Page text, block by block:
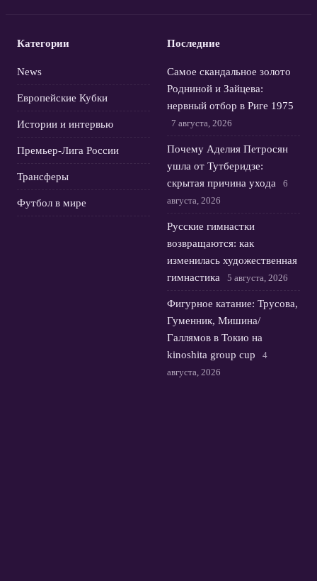
Категории
News
Европейские Кубки
Истории и интервью
Премьер-Лига России
Трансферы
Футбол в мире
Последние
Самое скандальное золото
Родниной и Зайцева:
нервный отбор в Риге 1975
7 августа, 2026
Почему Аделия Петросян
ушла от Тутберидзе:
скрытая причина ухода
6
августа, 2026
Русские гимнастки
возвращаются: как
изменилась художественная
гимнастика
5 августа, 2026
Фигурное катание: Трусова,
Гуменник, Мишина/
Галлямов в Токио на
kinoshita group cup
4
августа, 2026